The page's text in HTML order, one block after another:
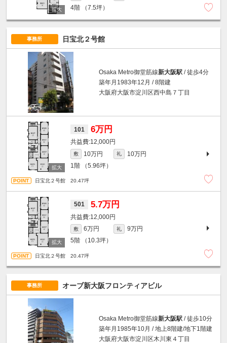
4階
（7.5坪）
事務所 日宝北２号館
Osaka Metro御堂筋線新大阪駅 / 徒歩4分
築年月1983年12月 / 8階建
大阪府大阪市淀川区西中島７丁目
101 6万円
12,000円
敷 10万円 礼
10万円
1階
（5.96坪）
日宝北２号館 20.47坪
501 5.7万円
12,000円
敷 6万円 礼
9万円
5階
（10.3坪）
日宝北２号館 20.47坪
事務所 オーブ新大阪フロンティアビル
Osaka Metro御堂筋線新大阪駅 / 徒歩10分
築年月1985年10月 / 地上8階建/地下1階建
大阪府大阪市淀川区木川東４丁目